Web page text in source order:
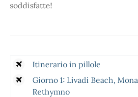
soddisfatte!
Itinerario in pillole
Giorno 1: Livadi Beach,
Rethymno